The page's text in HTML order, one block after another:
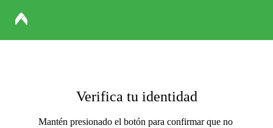
Verifica tu identidad
Mantén presionado el botón para confirmar que no